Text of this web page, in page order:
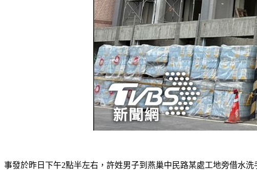
事發於昨日下午2點半左右，許姓男子到燕巢中民路某處工地旁借水